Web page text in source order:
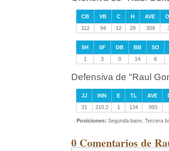
CB VB C H AVE
112
94 12 29 .309
SH SF DB BB SO
1
3 0 14 6
Defensiva de "Raul
JJ INN E TL AVE
31
210.2 1 134 .993
Posiciones: Segunda base, Tercera
0 Comentarios de